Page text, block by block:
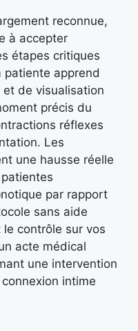
reconnue,
à accepter
étapes critiques
apprend
de visualisation
précis du
réflexes
Les
une hausse réelle
par rapport
sans aide
contrôle sur vos
acte médical
une intervention
intime